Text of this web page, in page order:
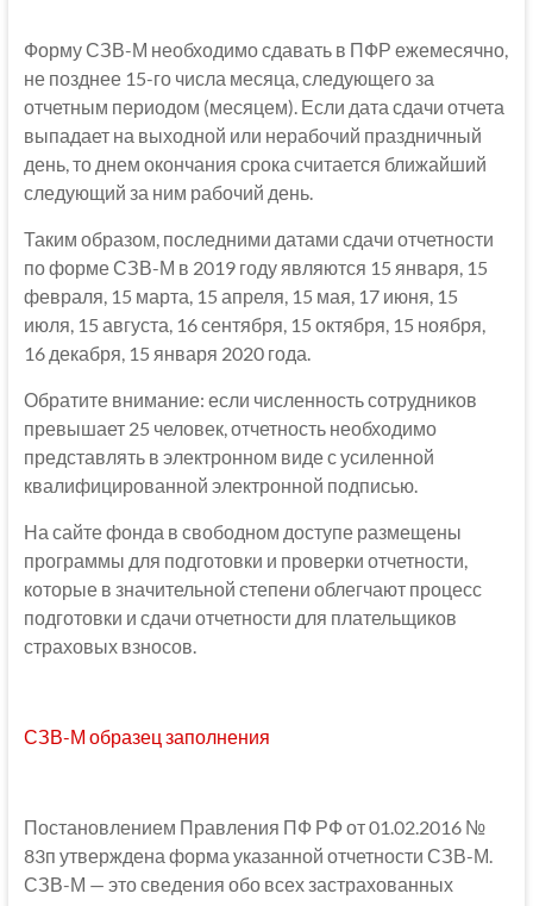
Форму СЗВ-М необходимо сдавать в ПФР ежемесячно,
не позднее 15-го числа месяца, следующего за
отчетным периодом (месяцем). Если дата сдачи отчета
выпадает на выходной или нерабочий праздничный
день, то днем окончания срока считается ближайший
следующий за ним рабочий день.
Таким образом, последними датами сдачи отчетности
по форме СЗВ-М в 2019 году являются 15 января, 15
февраля, 15 марта, 15 апреля, 15 мая, 17 июня, 15
июля, 15 августа, 16 сентября, 15 октября, 15 ноября,
16 декабря, 15 января 2020 года.
Обратите внимание: если численность сотрудников
превышает 25 человек, отчетность необходимо
представлять в электронном виде с усиленной
квалифицированной электронной подписью.
На сайте фонда в свободном доступе размещены
программы для подготовки и проверки отчетности,
которые в значительной степени облегчают процесс
подготовки и сдачи отчетности для плательщиков
страховых взносов.
СЗВ-М образец заполнения
Постановлением Правления ПФ РФ от 01.02.2016 №
83п утверждена форма указанной отчетности СЗВ-М.
СЗВ-М — это сведения обо всех застрахованных